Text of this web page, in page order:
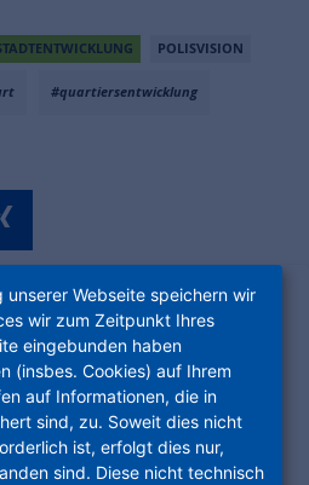
POLISVISION
#quartiersentwicklung
600 davon
entstehen
im
unserer Webseite speichern wir
wir zum Zeitpunkt Ihres
eingebunden haben
(insbes. Cookies) auf Ihrem
auf Informationen, die in
sind, zu. Soweit dies nicht
ist, erfolgt dies nur,
sind. Diese nicht technisch